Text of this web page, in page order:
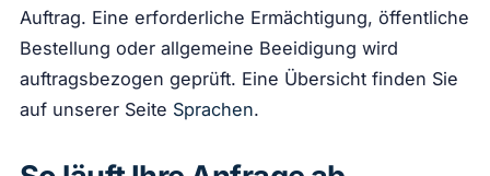
Auftrag. Eine erforderliche Ermächtigung, öffentliche
Bestellung oder allgemeine Beeidigung wird
auftragsbezogen geprüft. Eine Übersicht finden Sie
auf unserer Seite Sprachen.